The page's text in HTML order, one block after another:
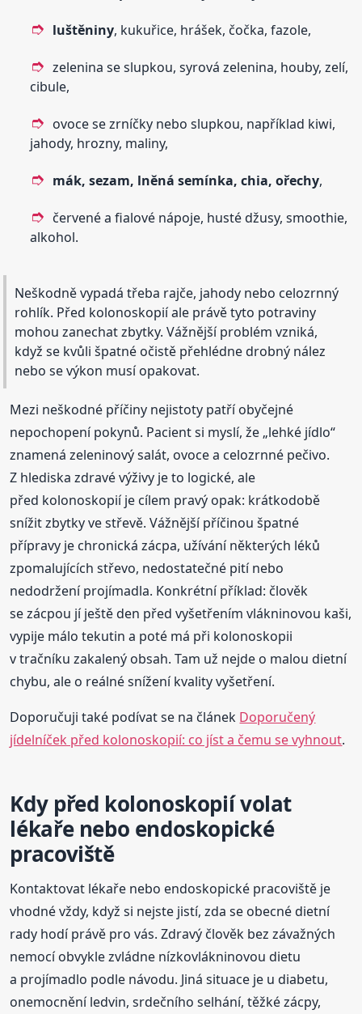
luštěniny, kukuřice, hrášek, čočka, fazole,
zelenina se slupkou, syrová zelenina, houby, zelí,
cibule,
ovoce se zrníčky nebo slupkou, například kiwi,
jahody, hrozny, maliny,
mák, sezam, lněná semínka, chia, ořechy,
červené a fialové nápoje, husté džusy, smoothie,
alkohol.
Neškodně vypadá třeba rajče, jahody nebo celozrnný
rohlík. Před kolonoskopií ale právě tyto potraviny
mohou zanechat zbytky. Vážnější problém vzniká,
když se kvůli špatné očistě přehlédne drobný nález
nebo se výkon musí opakovat.
Mezi neškodné příčiny nejistoty patří obyčejné
nepochopení pokynů. Pacient si myslí, že „lehké jídlo“
znamená zeleninový salát, ovoce a celozrnné pečivo.
Z hlediska zdravé výživy je to logické, ale
před kolonoskopií je cílem pravý opak: krátkodobě
snížit zbytky ve střevě. Vážnější příčinou špatné
přípravy je chronická zácpa, užívání některých léků
zpomalujících střevo, nedostatečné pití nebo
nedodržení projímadla. Konkrétní příklad: člověk
se zácpou jí ještě den před vyšetřením vlákninovou kaši,
vypije málo tekutin a poté má při kolonoskopii
v tračníku zakalený obsah. Tam už nejde o malou dietní
chybu, ale o reálné snížení kvality vyšetření.
Doporučuji také podívat se na článek Doporučený
jídelníček před kolonoskopií: co jíst a čemu se vyhnout.
Kdy před kolonoskopií volat
lékaře nebo endoskopické
pracoviště
Kontaktovat lékaře nebo endoskopické pracoviště je
vhodné vždy, když si nejste jistí, zda se obecné dietní
rady hodí právě pro vás. Zdravý člověk bez závažných
nemocí obvykle zvládne nízkovlákninovou dietu
a projímadlo podle návodu. Jiná situace je u diabetu,
onemocnění ledvin, srdečního selhání, těžké zácpy,